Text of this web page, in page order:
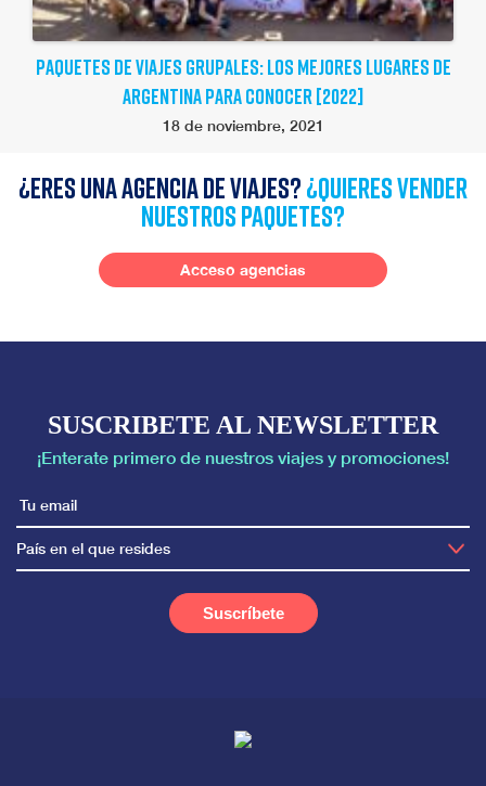
PAQUETES DE VIAJES GRUPALES: LOS MEJORES LUGARES DE
ARGENTINA PARA CONOCER [2022]
18 de noviembre, 2021
¿Eres una agencia de viajes?¿quieres vender
nuestros paquetes?
Acceso agencias
SUSCRIBETE AL NEWSLETTER
¡Enterate primero de nuestros viajes y promociones!
País en el que resides